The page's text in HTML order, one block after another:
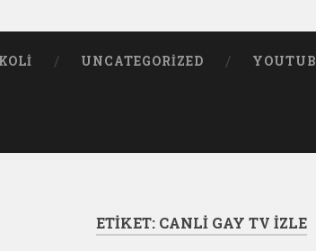
UNCATEGORIZED
ETIKET: CANLI GAY TV IZLE